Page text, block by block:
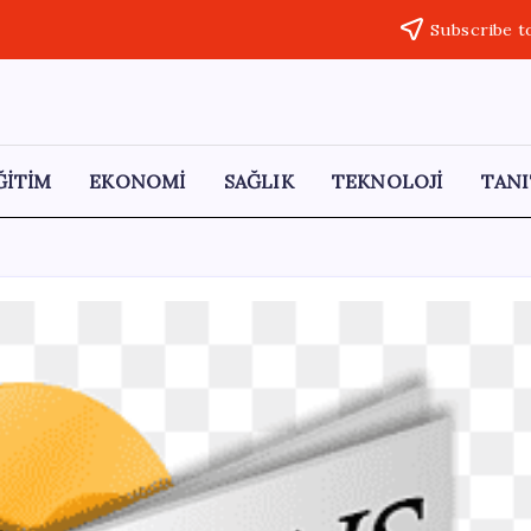
Subscribe
EKONOMİ SAĞLIK TEKNOLOJİ